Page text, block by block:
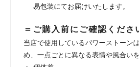
易包装にてお届けいたします。
＝ご購入前にご確認くださ
当店で使用しているパワーストーン
め、一点ごとに異なる表情や風合い